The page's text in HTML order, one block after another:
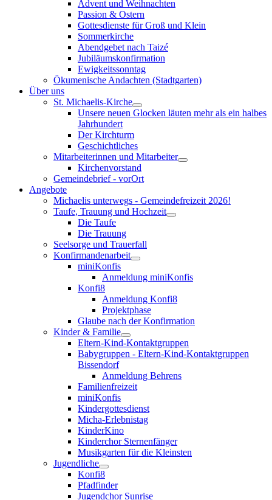
Advent und Weihnachten
Passion & Ostern
Gottesdienste für Groß und Klein
Sommerkirche
Abendgebet nach Taizé
Jubiläumskonfirmation
Ewigkeitssonntag
Ökumenische Andachten (Stadtgarten)
Über uns
St. Michaelis-Kirche
Unsere neuen Glocken läuten mehr als ein halbes
Jahrhundert
Der Kirchturm
Geschichtliches
Mitarbeiterinnen und Mitarbeiter
Kirchenvorstand
Gemeindebrief - vorOrt
Angebote
Michaelis unterwegs - Gemeindefreizeit 2026!
Taufe, Trauung und Hochzeit
Die Taufe
Die Trauung
Seelsorge und Trauerfall
Konfirmandenarbeit
miniKonfis
Anmeldung miniKonfis
Konfi8
Anmeldung Konfi8
Projektphase
Glaube nach der Konfirmation
Kinder & Familie
Eltern-Kind-Kontaktgruppen
Babygruppen - Eltern-Kind-Kontaktgruppen
Bissendorf
Anmeldung Behrens
Familienfreizeit
miniKonfis
Kindergottesdienst
Micha-Erlebnistag
KinderKino
Kinderchor Sternenfänger
Musikgarten für die Kleinsten
Jugendliche
Konfi8
Pfadfinder
Jugendchor Sunrise